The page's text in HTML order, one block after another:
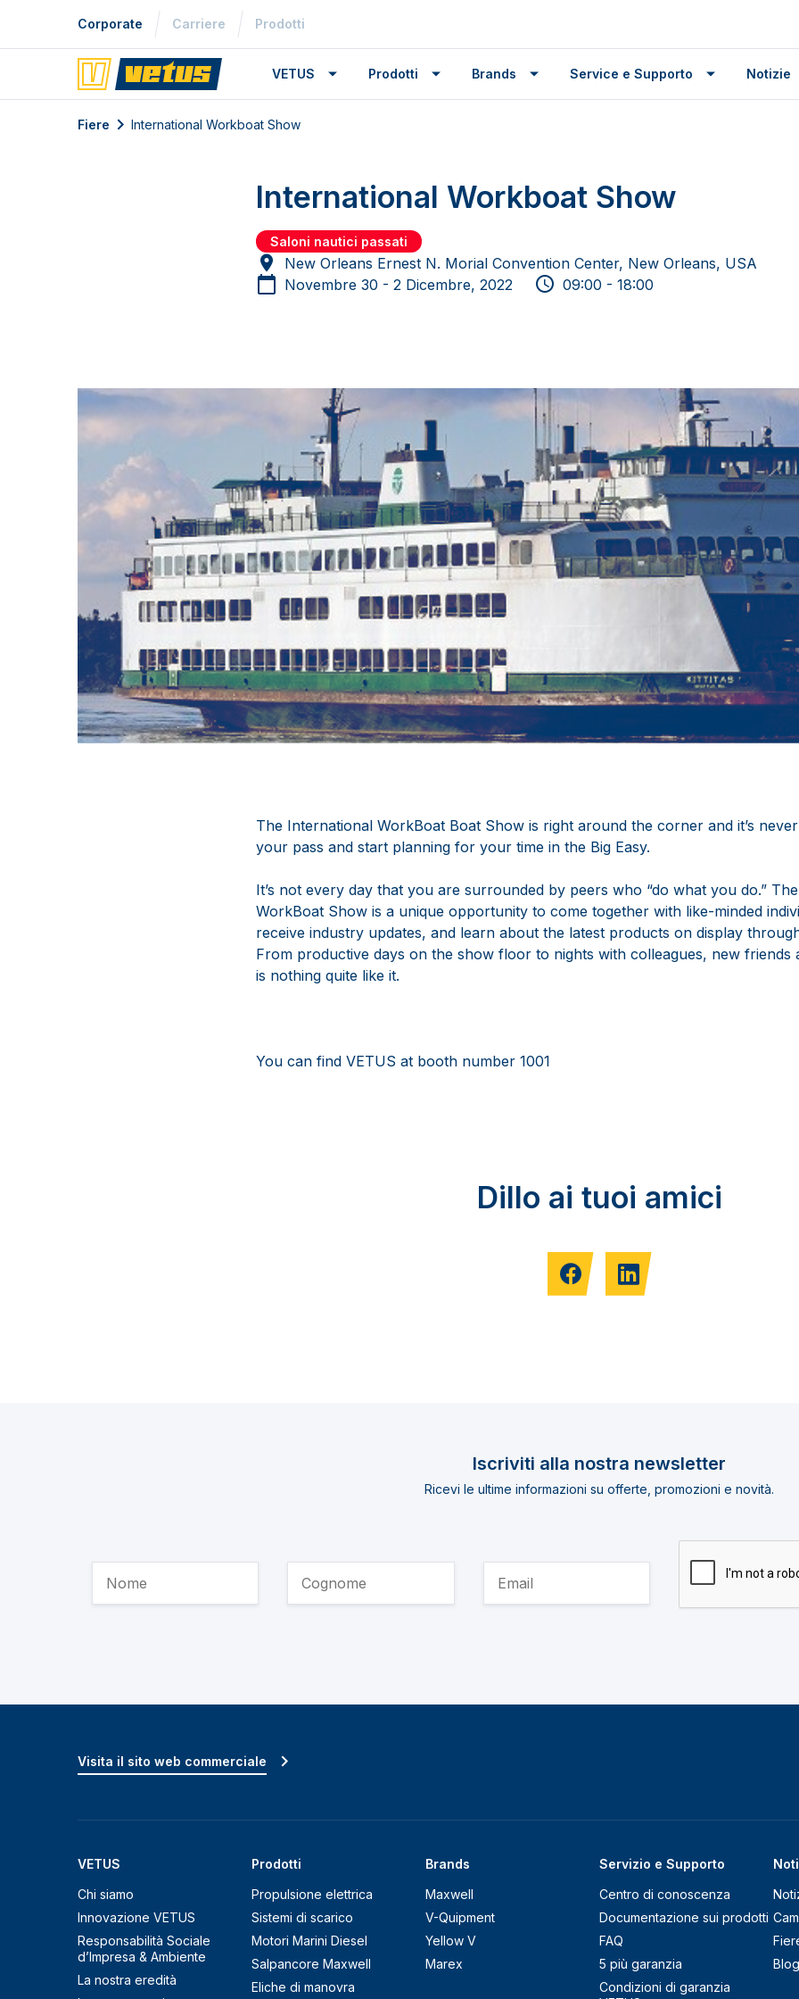
Corporate Carriere Prodotti
VETUS Prodotti Brands Service e Supporto Notizie
Fiere International Workboat Show
International Workboat Show
Saloni nautici passati
New Orleans Ernest N. Morial Convention Center, New Orleans, USA
Novembre 30 - 2 Dicembre, 2022
09:00 - 18:00
The International WorkBoat Boat Show is right around the corner and it’s
your pass and start planning for your time in the Big Easy.
It’s not every day that you are surrounded by peers who “do what you do.”
WorkBoat Show is a unique opportunity to come together with like-minded
receive industry updates, and learn about the latest products on display
From productive days on the show floor to nights with colleagues, new friends
is nothing quite like it.
You can find VETUS at booth number 1001
Dillo ai tuoi amici
Iscriviti alla nostra newsletter
Ricevi le ultime informazioni su offerte, promozioni e novità.
VETUS
Chi siamo
Innovazione VETUS
Responsabilità Sociale
d’Impresa & Ambiente
La nostra eredità
Prodotti
Propulsione elettrica
Sistemi di scarico
Motori Marini Diesel
Salpancore Maxwell
Eliche di manovra
Brands
Maxwell
V-Quipment
Yellow V
Marex
Servizio e Supporto
Centro di conoscenza
Documentazione sui prodotti
FAQ
5 più garanzia
Condizioni di garanzia
Blog
Visita il sito web commerciale